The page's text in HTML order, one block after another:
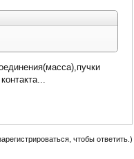
чтобы ответить.)